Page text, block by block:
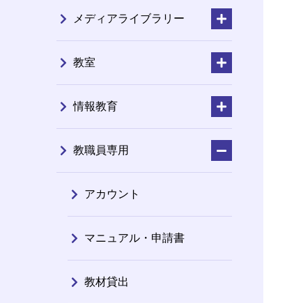
メディアライブラリー
教室
情報教育
教職員専用
アカウント
マニュアル・申請書
教材貸出